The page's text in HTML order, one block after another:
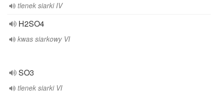
tlenek siarki IV
H2SO4
kwas siarkowy VI
SO3
tlenek siarki VI